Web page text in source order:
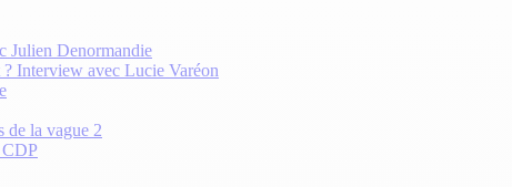
Julien Denormandie
Interview avec Lucie Varéon
de la vague 2